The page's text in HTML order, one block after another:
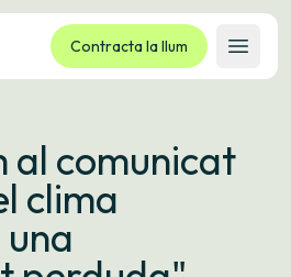
Contracta la llum
Obrir
al comunicat
clima